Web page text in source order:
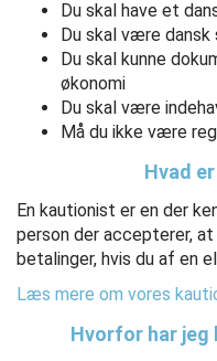
Du skal have et
Du skal være
Du skal kunne
økonomi
Du skal være
Må du ikke være
Hvad
En kautionist er en der
person der accepterer,
betalinger, hvis du af en
Læs mere om vores
Hvorfor har